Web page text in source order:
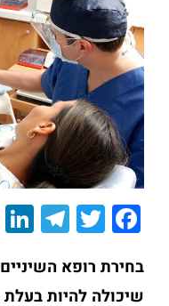
F
a
c
T
wi
tt
T
el
e בחירת רופא
שיכולהלהיותבעלת